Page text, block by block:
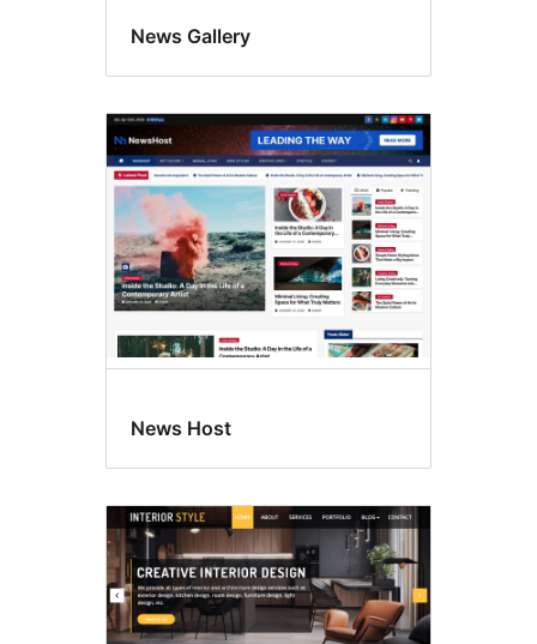
News Gallery
News Host